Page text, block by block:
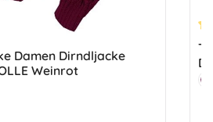
Damen Dirndljacke
Weinrot